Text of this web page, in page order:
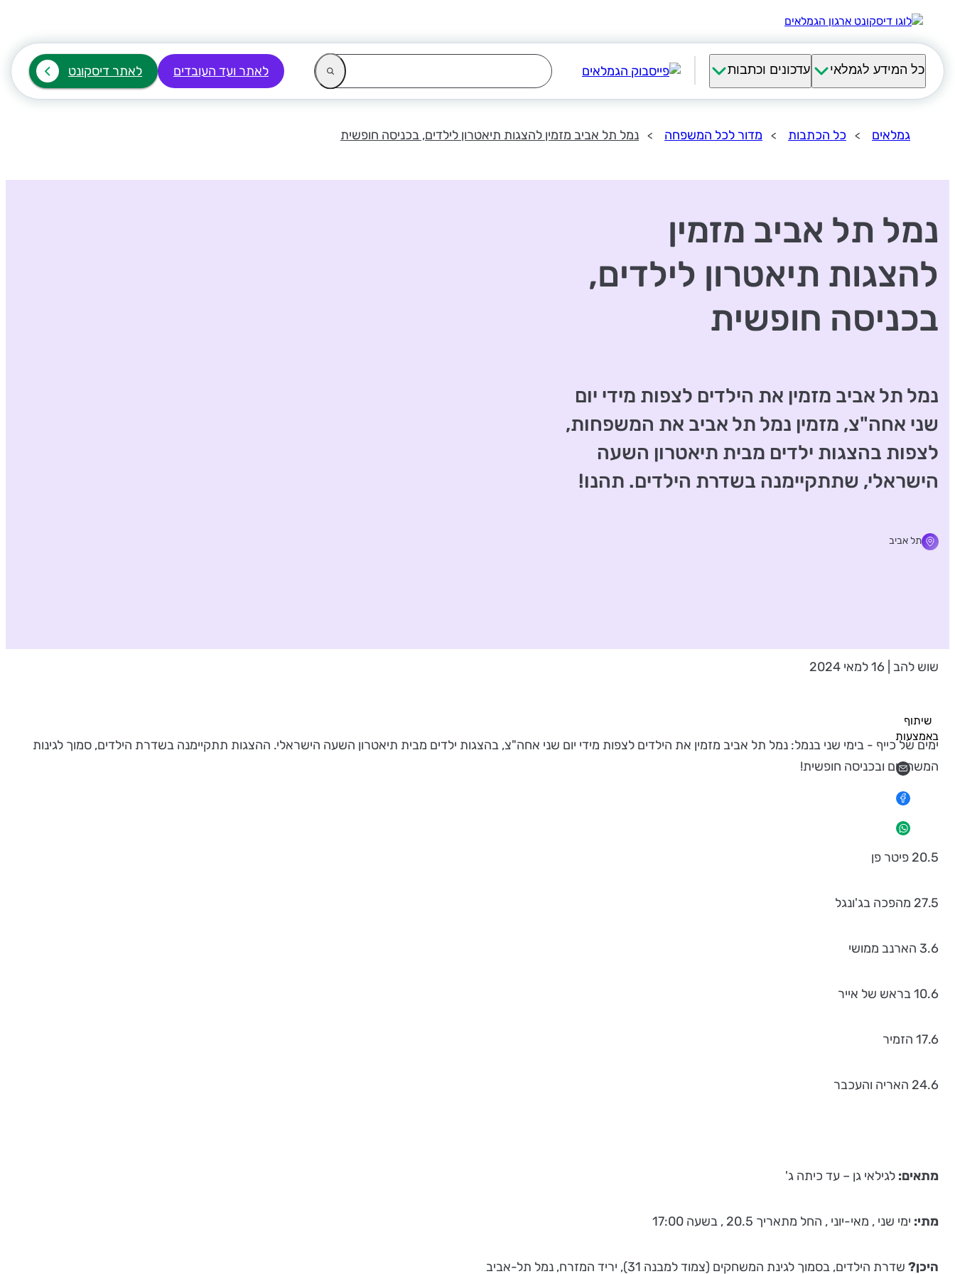
כל המידע לגמלאי עדכונים וכתבות לאתר ועד העובדים לאתר דיסקונט
גמלאים כל הכתבות מדור לכל המשפחה נמל תל אביב מזמין להצגות תיאטרון לילדים, בכניסה חופשית
נמל תל אביב מזמין
להצגות תיאטרון לילדים,
בכניסה חופשית
נמל תל אביב מזמין את הילדים לצפות מידי יום
שני אחה"צ, מזמין נמל תל אביב את המשפחות,
לצפות בהצגות ילדים מבית תיאטרון השעה
הישראלי, שתתקיימנה בשדרת הילדים. תהנו!
תל אביב
שוש להב | 16 למאי 2024
ימים של כייף - בימי שני בנמל: נמל תל אביב מזמין את הילדים לצפות מידי יום שני אחה"צ, בהצגות ילדים מבית תיאטרון השעה הישראלי. ההצגות תתקיימנה בשדרת הילדים, סמוך לגינות
המשחקים ובכניסה חופשית!
20.5 פיטר פן
27.5 מהפכה בג'ונגל
3.6 הארנב ממושי
10.6 בראש של אייר
17.6 הזמיר
24.6 האריה והעכבר
מתאים: לגילאי גן – עד כיתה ג'
מתי: ימי שני , מאי-יוני , החל מתאריך 20.5 , בשעה 17:00
היכן? שדרת הילדים, בסמוך לגינת המשחקים (צמוד למבנה 31), יריד המזרח, נמל תל-אביב
שיתוף
באמצעות